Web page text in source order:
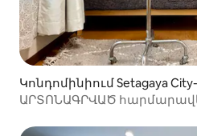
Կոնդոմինիում Setagaya
ԱՐՏՈՆԱԳՐՎԱԾ